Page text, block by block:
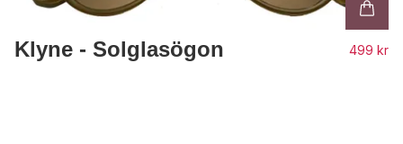
Klyne - Solglasögon 499 kr